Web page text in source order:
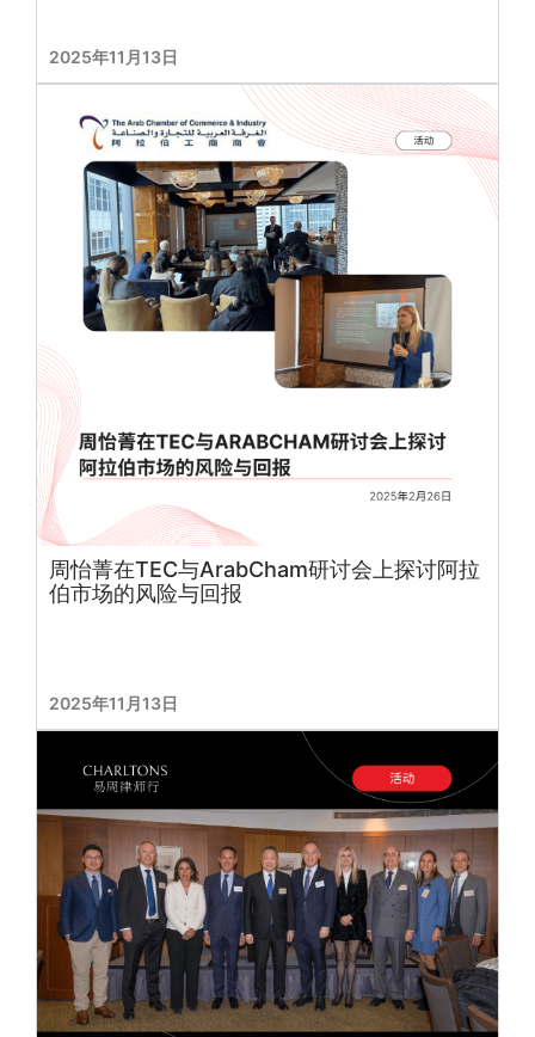
2025年11月13日
周怡菁在TEC与ArabCham研讨会上探讨阿拉
伯市场的风险与回报
2025年11月13日